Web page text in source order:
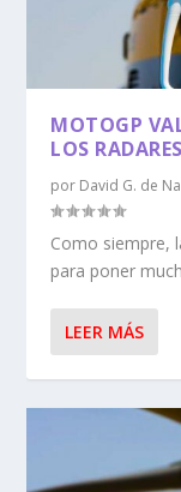
MOTOGP
LOS
por David G. de
Como siempre,
para poner
LEER MÁS